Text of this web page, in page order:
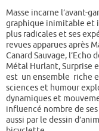
Masse incarne l’avant-
graphique inimitable et
plus radicales et ses
revues apparues après
Canard Sauvage, l’Echo
Métal Hurlant, Surprise
est un ensemble riche
sciences et humour
dynamiques et
influencé nombre de
aussi par le dessin